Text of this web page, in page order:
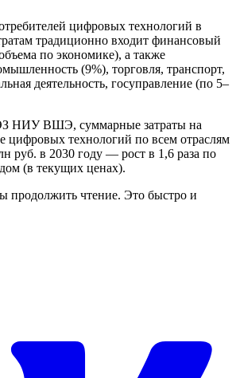
цифровых технологий в
традиционно входит финансовый
по экономике), а также
(9%), торговля, транспорт,
деятельность, госуправление (по 5–
НИУ ВШЭ, суммарные затраты на
цифровых технологий по всем отраслям
руб. в 2030 году — рост в 1,6 раза по
(в текущих ценах).
продолжить чтение. Это быстро и